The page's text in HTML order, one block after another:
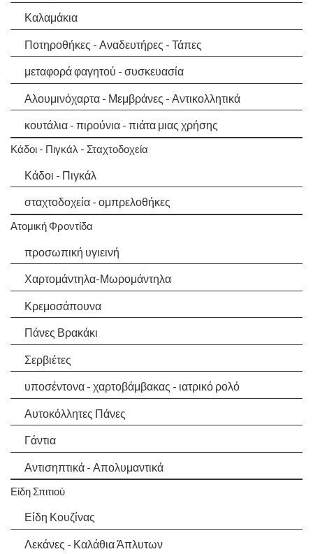
Καλαμάκια
Ποτηροθήκες - Αναδευτήρες - Τάπες
μεταφορά φαγητού - συσκευασία
Αλουμινόχαρτα - Μεμβράνες - Αντικολλητικά
κουτάλια - πιρούνια - πιάτα μιας χρήσης
Κάδοι - Πιγκάλ - Σταχτοδοχεία
Κάδοι - Πιγκάλ
σταχτοδοχεία - ομπρελοθήκες
Ατομική Φροντίδα
προσωπική υγιεινή
Χαρτομάντηλα-Μωρομάντηλα
Κρεμοσάπουνα
Πάνες Βρακάκι
Σερβιέτες
υποσέντονα - χαρτοβάμβακας - ιατρικό ρολό
Αυτοκόλλητες Πάνες
Γάντια
Αντισηπτικά - Απολυμαντικά
Είδη Σπιτιού
Είδη Κουζίνας
Λεκάνες - Καλάθια Άπλυτων